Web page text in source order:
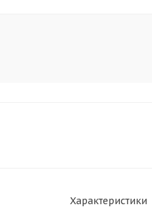
Характеристики